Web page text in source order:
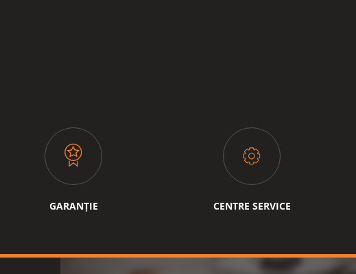
GARANȚIE CENTRE SERVICE